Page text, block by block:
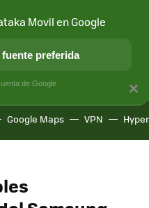
APLICACIONES
Google Maps VPN
×
Movil en Google
preferida
de Google